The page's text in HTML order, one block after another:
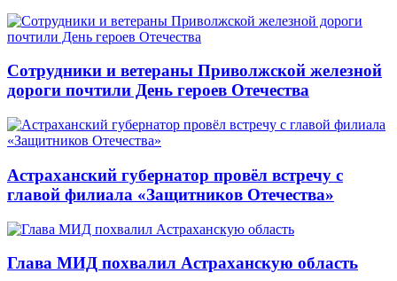
Сотрудники и ветераны Приволжской железной
дороги почтили День героев Отечества
Астраханский губернатор провёл встречу с
главой филиала «Защитников Отечества»
Глава МИД похвалил Астраханскую область